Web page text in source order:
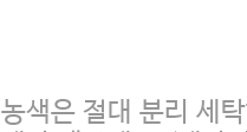
농색은 절대 분리 세